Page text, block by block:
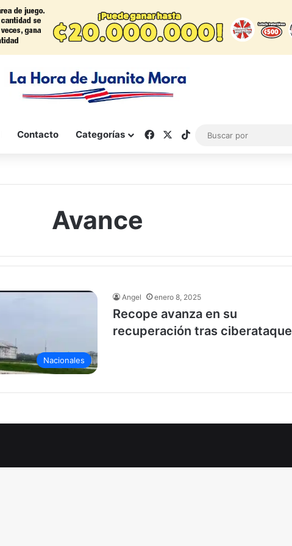
Contacto Categorías FacebookTikTok
Avance
Nacionales
Angel enero 8, 2025
Recope avanza en su
recuperación tras ciberataque